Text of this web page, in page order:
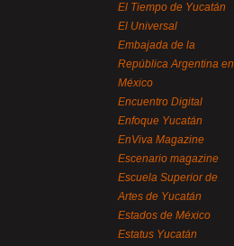
El Tiempo de Yucatán
El Universal
Embajada de la
República Argentina en
México
Encuentro Digital
Enfoque Yucatán
EnViva Magazine
Escenario magazine
Escuela Superior de
Artes de Yucatán
Estados de México
Estatus Yucatán